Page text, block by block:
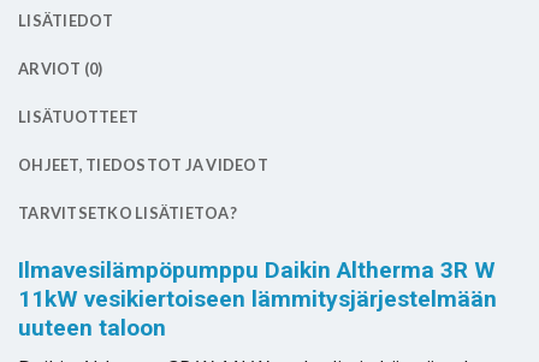
LISÄTIEDOT
ARVIOT (0)
LISÄTUOTTEET
OHJEET, TIEDOSTOT JA VIDEOT
TARVITSETKO LISÄTIETOA?
Ilmavesilämpöpumppu Daikin Altherma 3R W
11kW vesikiertoiseen lämmitysjärjestelmään
uuteen taloon